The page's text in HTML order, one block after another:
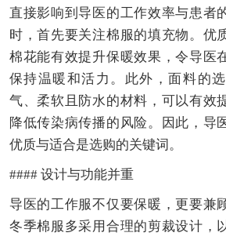
直接影响到导医的工作效率与患者
时，首先要关注棉服的填充物。优
棉花能有效提升保暖效果，令导医
保持温暖和活力。此外，面料的
气、柔软且防水的材料，可以有效
降低传染病传播的风险。因此，导
优质与适合是选购的关键词。
#### 设计与功能并重
导医的工作服不仅要保暖，更要兼
冬季棉服多采用合理的剪裁设计，